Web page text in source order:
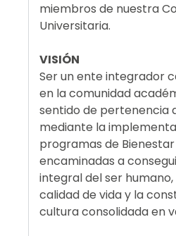
miembros de nuestra
Universitaria.
VISIÓN
Ser un ente integrador
en la comunidad
sentido de pertenencia
mediante la
programas de
encaminadas a
integral del ser
calidad de vida y la
cultura consolidada en